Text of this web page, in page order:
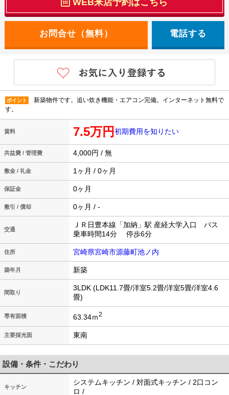
WEB来店予約はこちら
電話する
ポイント
新築物件です。追い炊き機能・エアコン完備。インターネット無料で
す。
賃料 7.5万円 初期費用を知りたい
共益費 / 管理費 4,000円 / 無
敷金 / 礼金 1ヶ月 / 0ヶ月
保証金 0ヶ月
敷引 / 償却 0ヶ月 / -
交通
ＪＲ日豊本線「加納」駅 産経大学入口 バス
乗車時間14分 停歩6分
住所 宮崎県宮崎市源藤町池ノ内
築年月 新築
間取り
3LDK (LDK11.7畳/洋室5.2畳/洋室5畳/洋室4.6
畳)
専有面積 63.34ｍ2
主要採光面 東南
設備・条件・こだわり
キッチン
システムキッチン / 対面式キッチン / 2口コン
ロ /